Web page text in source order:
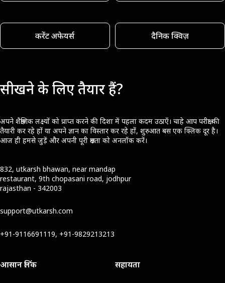
करेंट अफेयर्स दैनिक क्विज़
सीखने के लिए तैयार हैं?
अपने शैक्षणिक लक्ष्यों को प्राप्त करने की दिशा में पहला कदम उठाएँ। चाहे आप परीक्षा की
तैयारी कर रहे हों या अपने ज्ञान का विस्तार कर रहे हों, शुरुआत बस एक क्लिक दूर है।
आज ही हमसे जुड़ें और अपनी पूरी क्षमता को अनलॉक करें।
832, utkarsh bhawan, near mandap
restaurant, 9th chopasani road, jodhpur
rajasthan - 342003
support@utkarsh.com
+91-9116691119, +91-9829213213
आसान लिंक सहायता